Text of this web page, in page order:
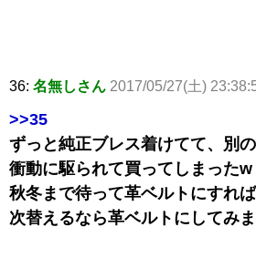
36: 名無しさん 2017/05/27(土)
>>35
ずっと純正ブレス着けてて、別
衝動に駆られて買ってしまったw
秋冬まで待って革ベルトにすれ
次替えるなら革ベルトにしてみま